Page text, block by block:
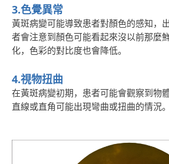
3.色覺異常
黃斑病變可能導致患者對顏色的感知，
者會注意到顏色可能看起來沒以前那麼
化，色彩的對比度也會降低。
4.視物扭曲
在黃斑病變初期，患者可能會觀察到物
直線或直角可能出現彎曲或扭曲的情況。